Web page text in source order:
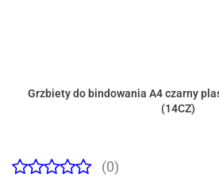
Grzbiety do bindowania A4 czarny
(14CZ)
(0)